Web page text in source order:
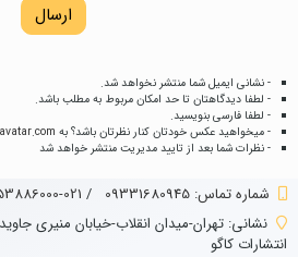
ارسال
- نشانی ایمیل شما منتشر نخواهد شد.
- لطفا دیدگاهتان تا حد امکان مربوط به مطلب باشد.
- لطفا فارسی بنویسید.
- میخواهید عکس خودتان کنار نظرتان باشد؟ به
- نظرات شما بعد از تایید مدیریت منتشر خواهد شد
شماره تماس‌: 09331680945 / 021-53886000 -داخلی 202
نشانی:
انتشارات کاگو